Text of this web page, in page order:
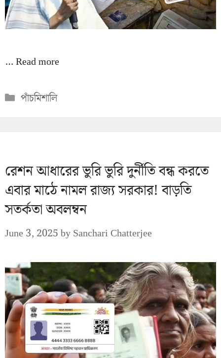
…Read more
Categories
পাঁচমিশালি
রেশন আধারের ভুরি ভুরি দুর্নীতি বন্ধ করতে
এবার মাঠে নামল রাজ্য সরকার! বাড়তি
সতর্কতা অবলম্বন
June 3, 2025bySanchari Chatterjee